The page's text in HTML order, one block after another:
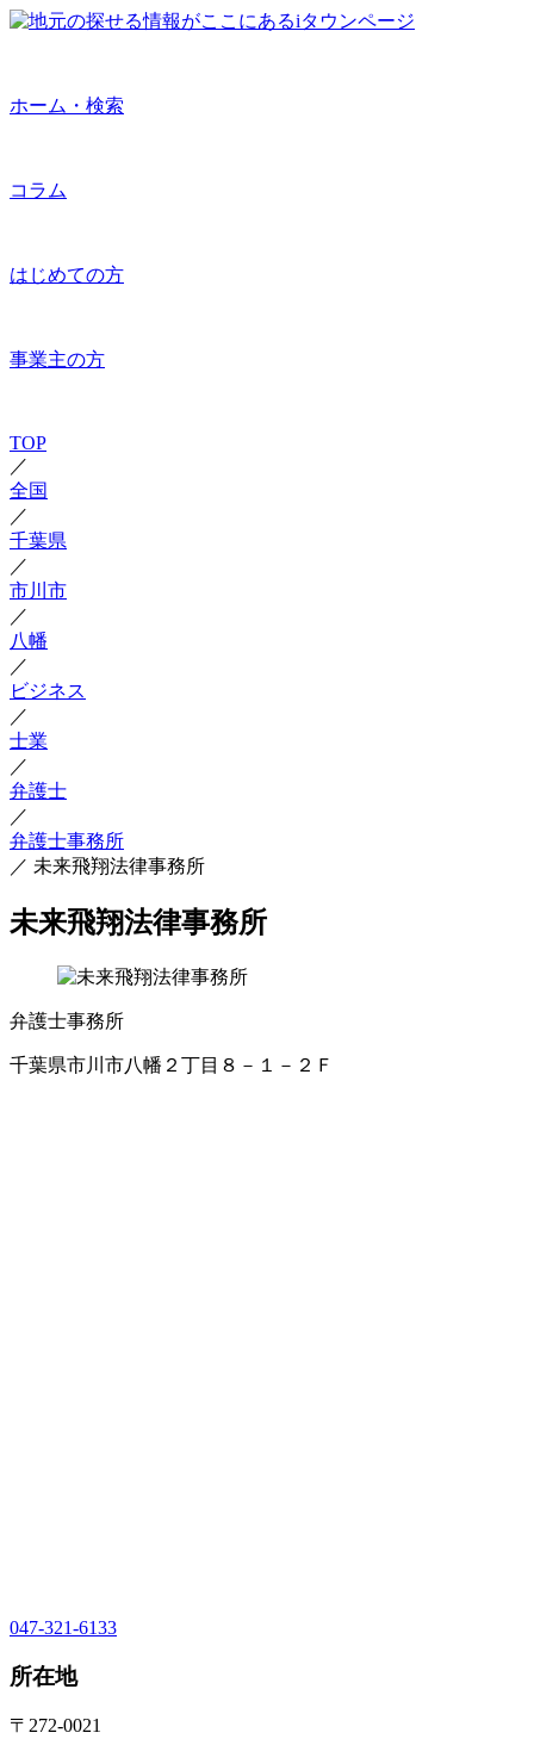
ホーム・検索
コラム
はじめての方
事業主の方
TOP
／
全国
／
千葉県
／
市川市
／
八幡
／
ビジネス
／
士業
／
弁護士
／
弁護士事務所
／ 未来飛翔法律事務所
未来飛翔法律事務所
弁護士事務所
千葉県市川市八幡２丁目８－１－２Ｆ
047-321-6133
所在地
〒272-0021